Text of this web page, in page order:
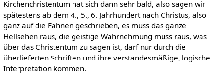
Kirchenchristentum hat sich dann sehr bald, also sagen wir
spätestens ab dem 4., 5., 6. Jahrhundert nach Christus, also
ganz auf die Fahnen geschrieben, es muss das ganze
Hellsehen raus, die geistige Wahrnehmung muss raus, was
über das Christentum zu sagen ist, darf nur durch die
überlieferten Schriften und ihre verstandesmäßige, logische
Interpretation kommen.